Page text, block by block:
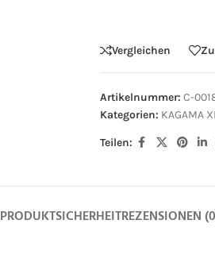
Vergleichen
Artikelnummer: C-
Kategorien: KAGAMA
Teilen:
PRODUKTSICHERHEITREZENSIONEN